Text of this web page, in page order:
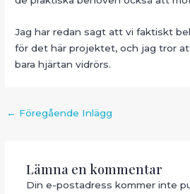
Jag har redan sagt att vi faktiskt
för det här projektet, och jag tror
bara hjärtan vidrörs.
Inläggsnavigering
← Föregående Inlägg
Lämna en kommentar
Din e-postadress kommer inte